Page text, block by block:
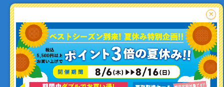
よくあるご質問
お問い合わせ
利用者資金の保全方法
×